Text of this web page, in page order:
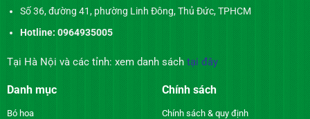
Số 36, đường 41, phường Linh Đông, Thủ Đức, TPHCM
Hotline: 0964935005
Tại Hà Nội và các tỉnh: xem danh sách tại đây
Danh mục
Bó hoa
Chính sách
Chính sách & quy định